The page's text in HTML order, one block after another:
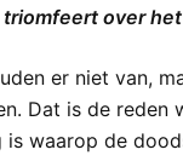
over
er niet van,
Dat is de reden
is waarop de